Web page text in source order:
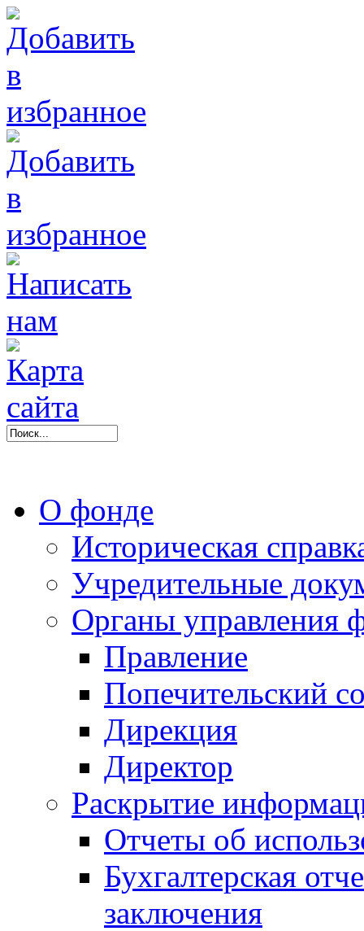
О фонде
Историческая
Учредительные
Органы управления
Правление
Попечительский
Дирекция
Директор
Раскрытие
Отчеты об
Бухгалтерская
заключения